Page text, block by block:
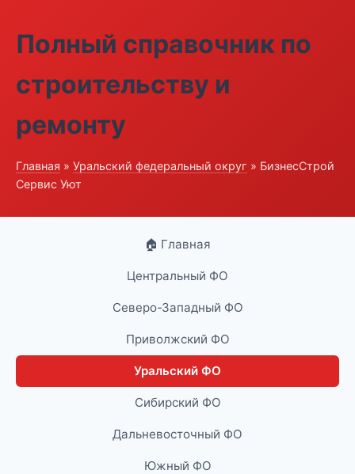
Полный справочник по
строительству и
ремонту
Главная » Уральский федеральный округ » БизнесСтрой
Сервис Уют
🏠 Главная
Центральный ФО
Северо-Западный ФО
Приволжский ФО
Уральский ФО
Сибирский ФО
Дальневосточный ФО
Южный ФО